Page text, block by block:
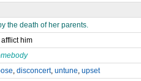
the death of her parents.
him
, disconcert, untune, upset